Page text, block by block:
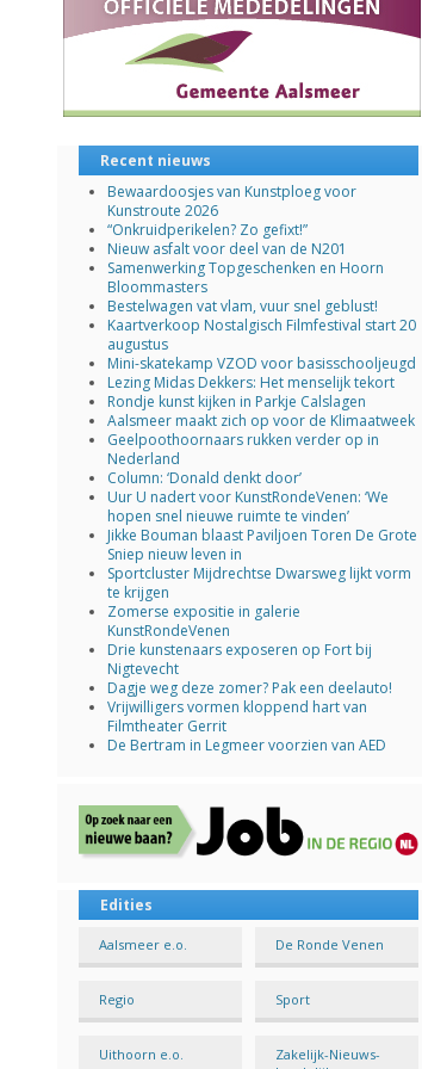
Recent nieuws
Bewaardoosjes van Kunstploeg voor
Kunstroute 2026
“Onkruidperikelen? Zo gefixt!”
Nieuw asfalt voor deel van de N201
Samenwerking Topgeschenken en Hoorn
Bloommasters
Bestelwagen vat vlam, vuur snel geblust!
Kaartverkoop Nostalgisch Filmfestival start 20
augustus
Mini-skatekamp VZOD voor basisschooljeugd
Lezing Midas Dekkers: Het menselijk tekort
Rondje kunst kijken in Parkje Calslagen
Aalsmeer maakt zich op voor de Klimaatweek
Geelpoothoornaars rukken verder op in
Nederland
Column: ‘Donald denkt door’
Uur U nadert voor KunstRondeVenen: ‘We
hopen snel nieuwe ruimte te vinden’
Jikke Bouman blaast Paviljoen Toren De Grote
Sniep nieuw leven in
Sportcluster Mijdrechtse Dwarsweg lijkt vorm
te krijgen
Zomerse expositie in galerie
KunstRondeVenen
Drie kunstenaars exposeren op Fort bij
Nigtevecht
Dagje weg deze zomer? Pak een deelauto!
Vrijwilligers vormen kloppend hart van
Filmtheater Gerrit
De Bertram in Legmeer voorzien van AED
Edities
Aalsmeer e.o. De Ronde Venen
Regio Sport
Uithoorn e.o.
Zakelijk-Nieuws-